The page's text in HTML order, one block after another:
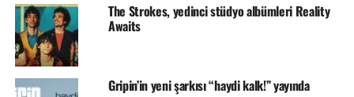
The Strokes, yedinci stüdyo albümleri Reality
Awaits
Gripin’in yeni şarkısı “haydi kalk!” yayında